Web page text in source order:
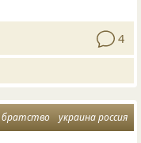
4
братство украина россия